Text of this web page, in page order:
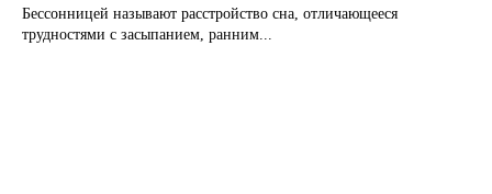
Бессонницей называют расстройство сна, отличающееся
трудностями с засыпанием, ранним...